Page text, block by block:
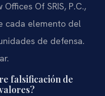
Of SRIS, P.C.,
cada elemento del
de defensa.
falsificación de